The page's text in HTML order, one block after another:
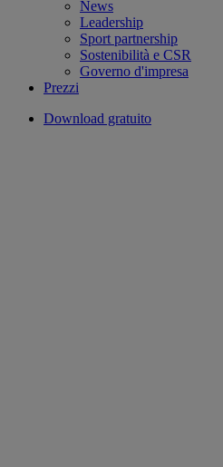
News
Leadership
Sport partnership
Sostenibilità e CSR
Governo d'impresa
Prezzi
Download gratuito